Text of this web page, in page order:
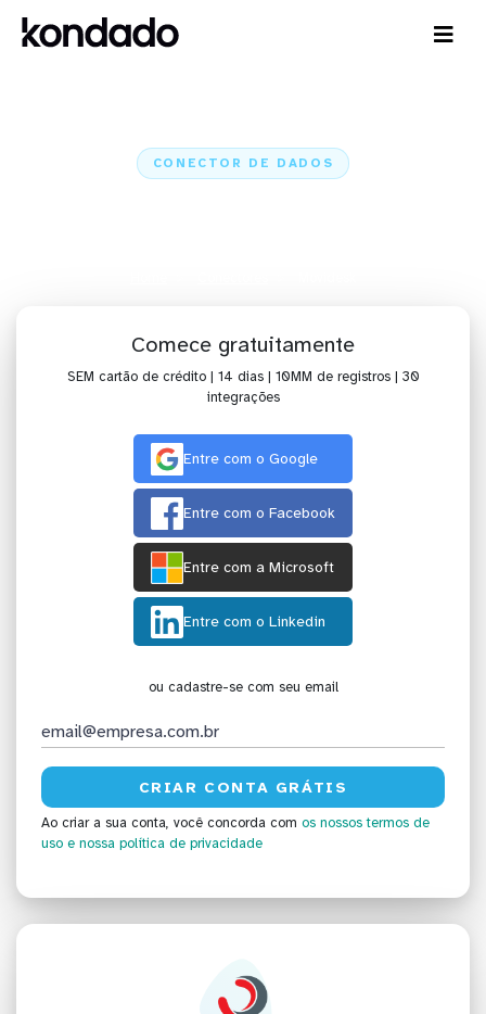
CONECTOR DE DADOS
Comece gratuitamente
SEM cartão de crédito | 14 dias | 10MM de registros | 30
integrações
Entre com o Google
Entre com o Facebook
Entre com a Microsoft
Entre com o Linkedin
ou cadastre-se com seu email
Ao criar a sua conta, você concorda com os nossos termos de
uso e nossa política de privacidade